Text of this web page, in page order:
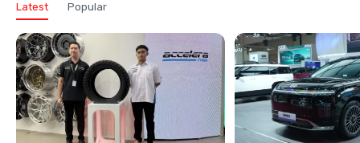
Latest Popular